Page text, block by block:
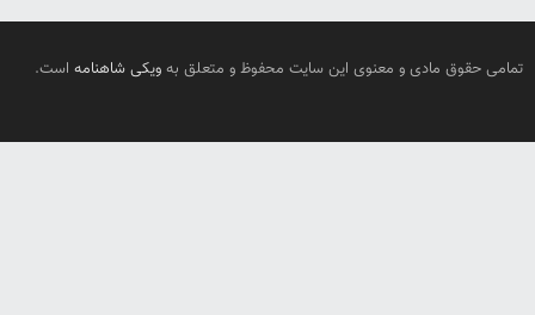
تمامی حقوق مادی و معنوی این سایت محفوظ و متعلق به ویکی شاهنامه است.